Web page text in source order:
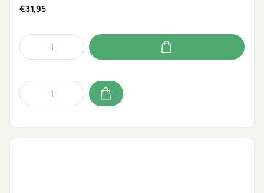
€31,95